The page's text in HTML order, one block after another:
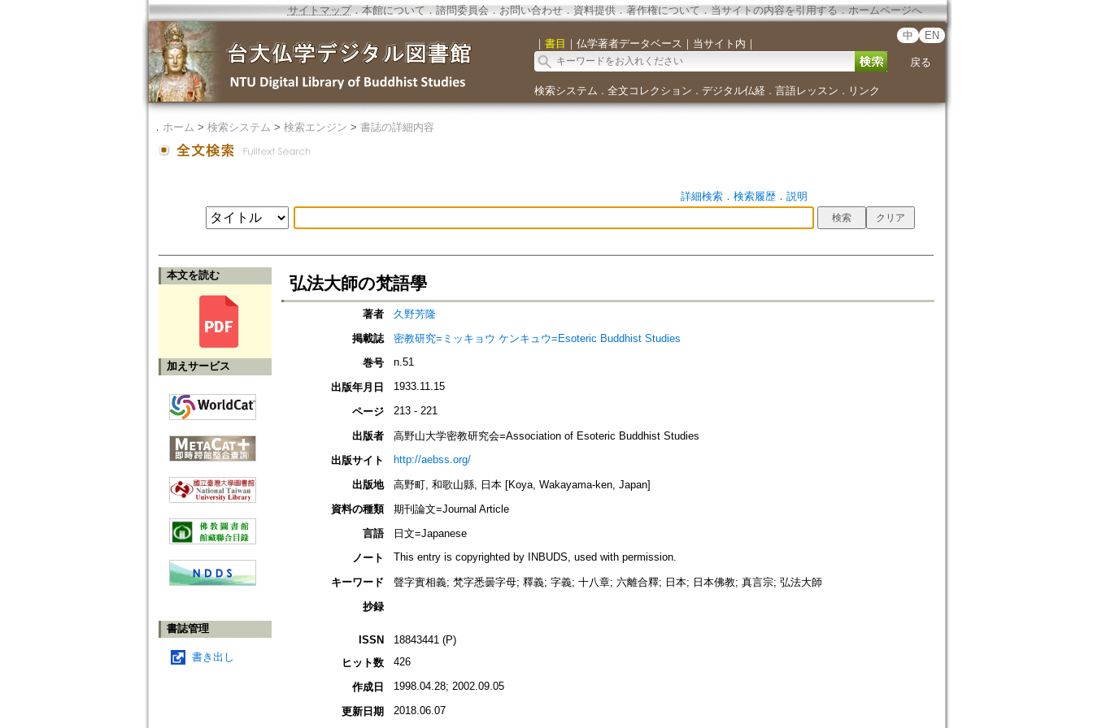
サイトマップ．本館について ． 諮問委員会． お問い合わせ． 資料提供． 著作権について．当サイトの内容を引用する ． ホームページへ
｜ 書目 ｜ 仏学著者データベース ｜ 当サイト内 ｜
中 EN
戻る
検索システム ． 全文コレクション ． デジタル仏経． 言語レッスン ． リンク
． ホーム > 検索システム > 検索エンジン > 書誌の詳細内容
詳細検索． 検索履歴． 説明
本文を読む
加えサービス
書誌管理
書き出し
弘法大師の梵語學
著者
久野芳隆
掲載誌
密教研究=ミッキョウ ケンキュウ=Esoteric Buddhist Studies
巻号
n.51
出版年月日 1933.11.15
ページ 213 - 221
出版者
高野山大学密教研究会=Association of Esoteric Buddhist Studies
出版サイト
http://aebss.org/
出版地
高野町, 和歌山縣, 日本 [Koya, Wakayama-ken, Japan]
資料の種類
期刊論文=Journal Article
言語
日文=Japanese
ノート
This entry is copyrighted by INBUDS, used with permission.
キーワード
聲字實相義; 梵字悉曇字母; 釋義; 字義; 十八章; 六離合釋; 日本; 日本佛教; 真言宗; 弘法大師
抄録
ISSN
18843441 (P)
ヒット数
426
作成日 1998.04.28; 2002.09.05
更新日期 2018.06.07